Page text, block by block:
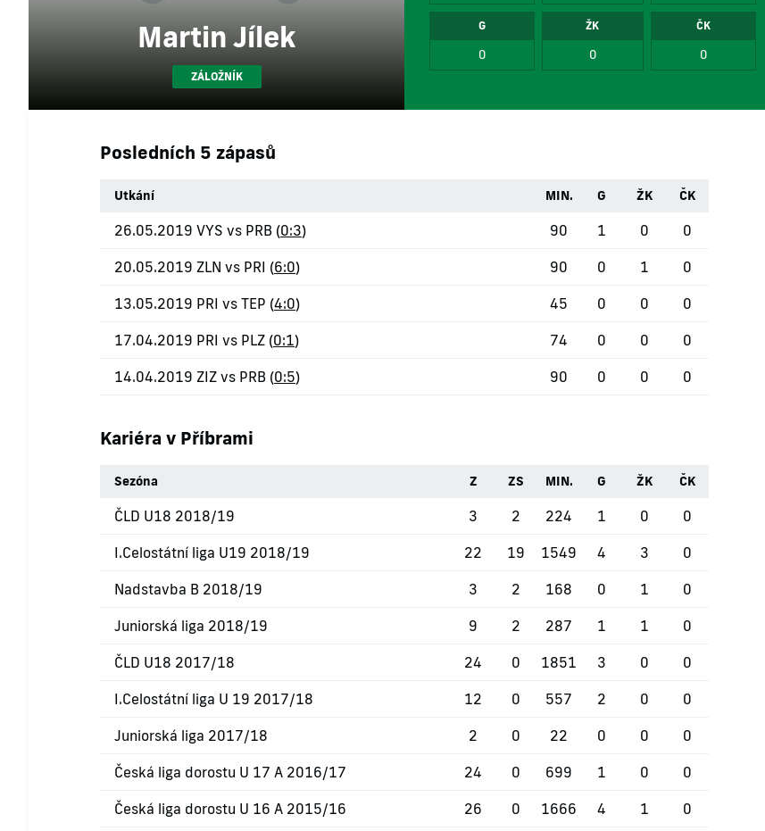
Martin Jílek
ZÁLOŽNÍK
G
0
ŽK
0
ČK
0
Posledních 5 zápasů
Utkání MIN. G ŽK ČK
26.05.2019 VYS vs PRB (0:3) 90 1 0 0
20.05.2019 ZLN vs PRI (6:0) 90 0 1 0
13.05.2019 PRI vs TEP (4:0) 45 0 0 0
17.04.2019 PRI vs PLZ (0:1) 74 0 0 0
14.04.2019 ZIZ vs PRB (0:5) 90 0 0 0
Kariéra v Příbrami
Sezóna Z ZS MIN. G ŽK ČK
ČLD U18 2018/19 3 2 224 1 0 0
I.Celostátní liga U19 2018/19 22 19 1549 4 3 0
Nadstavba B 2018/19 3 2 168 0 1 0
Juniorská liga 2018/19 9 2 287 1 1 0
ČLD U18 2017/18 24 0 1851 3 0 0
I.Celostátní liga U 19 2017/18 12 0 557 2 0 0
Juniorská liga 2017/18 2 0 22 0 0 0
Česká liga dorostu U 17 A 2016/17 24 0 699 1 0 0
Česká liga dorostu U 16 A 2015/16 26 0 1666 4 1 0